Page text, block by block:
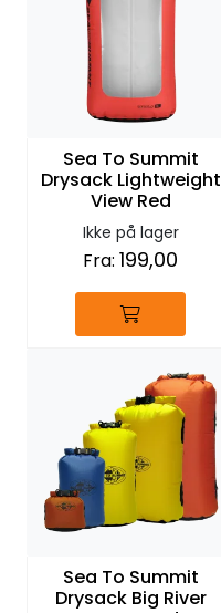
Sea To Summit
Drysack Lightweight
View Red
Ikke på lager
Fra: 199,00
Sea To Summit
Drysack Big River